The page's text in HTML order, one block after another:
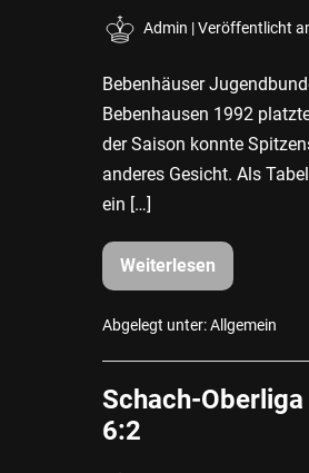
Admin |Veröffentlicht
Bebenhäuser
Bebenhausen 1992
der Saison konnte
anderes Gesicht. Als
ein […]
WeiterlesenJugendschach
//
Waffenschmidt
Sieg
Abgelegt unter:Allgemein
Schach-
6:2